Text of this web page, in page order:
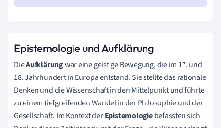
Epistemologie und Aufklärung
DieAufklärungwar eine geistige Bewegung, die im 17. und
18. Jahrhundert in Europa entstand. Sie stellte das rationale
Denken und die Wissenschaft in den Mittelpunkt und führte
zu einem tiefgreifenden Wandel in der Philosophie und der
Gesellschaft. Im Kontext derEpistemologiebefassten sich